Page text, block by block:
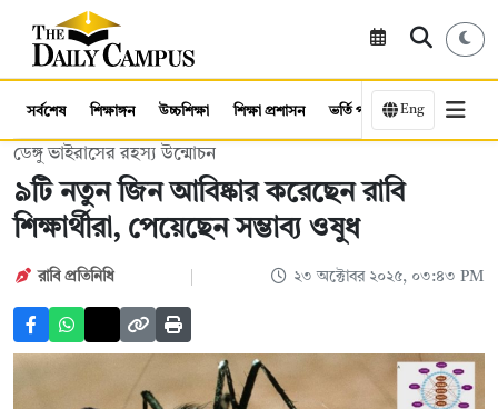
সর্বশেষ শিক্ষাঙ্গন উচ্চশিক্ষা শিক্ষা প্রশাসন ভর্তি পরীক্ষা কর্মসংস্থান
Eng
ডেঙ্গু ভাইরাসের রহস্য উন্মোচন
৯টি নতুন জিন আবিষ্কার করেছেন রাবি
শিক্ষার্থীরা, পেয়েছেন সম্ভাব্য ওষুধ
রাবি প্রতিনিধি ২৩ অক্টোবর ২০২৫, ০৩:৪৩ PM